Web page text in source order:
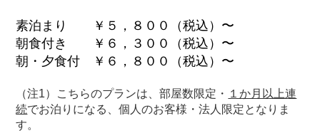
素泊まり ￥５，８００（税込）〜
朝食付き ￥６，３００（税込）〜
朝・夕食付 ￥６，８００（税込）〜
（注1）こちらのプランは、部屋数限定・ １か月以上連
続でお泊りになる、個人のお客様・法人限定となりま
す。